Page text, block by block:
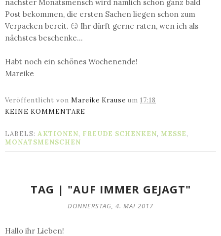
nächster Monatsmensch wird nämlich schon ganz bald
Post bekommen, die ersten Sachen liegen schon zum
Verpacken bereit. 😏 Ihr dürft gerne raten, wen ich als
nächstes beschenke...
Habt noch ein schönes Wochenende!
Mareike
Veröffentlicht von Mareike Krause um 17:18
KEINE KOMMENTARE
LABELS: AKTIONEN, FREUDE SCHENKEN, MESSE,
MONATSMENSCHEN
TAG | "AUF IMMER GEJAGT"
DONNERSTAG, 4. MAI 2017
Hallo ihr Lieben!